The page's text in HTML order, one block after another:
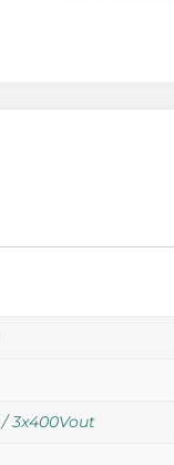
3x400Vout